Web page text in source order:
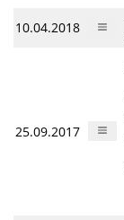
10.04.2018
25.09.2017